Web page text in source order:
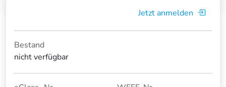
Jetzt anmelden
Bestand
nicht verfügbar